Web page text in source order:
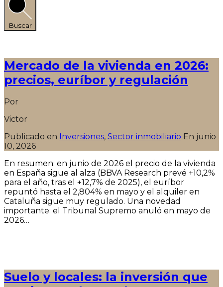
Buscar
Mercado de la vivienda en 2026:
precios, euríbor y regulación
Por
Victor
Publicado en Inversiones, Sector inmobiliario En junio
10, 2026
En resumen: en junio de 2026 el precio de la vivienda
en España sigue al alza (BBVA Research prevé +10,2%
para el año, tras el +12,7% de 2025), el euríbor
repuntó hasta el 2,804% en mayo y el alquiler en
Cataluña sigue muy regulado. Una novedad
importante: el Tribunal Supremo anuló en mayo de
2026…
Suelo y locales: la inversión que